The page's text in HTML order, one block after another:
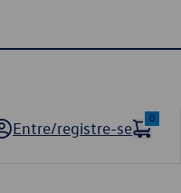
Entre/registre-se
0